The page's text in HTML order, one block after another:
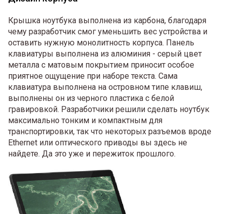
Крышка ноутбука выполнена из карбона, благодаря
чему разработчик смог уменьшить вес устройства и
оставить нужную монолитность корпуса. Панель
клавиатуры выполнена из алюминия - серый цвет
металла с матовым покрытием приносит особое
приятное ощущение при наборе текста. Сама
клавиатура выполнена на островном типе клавиш,
выполнены он из черного пластика с белой
гравировкой. Разработчики решили сделать ноутбук
максимально тонким и компактным для
транспортировки, так что некоторых разъемов вроде
Ethernet или оптического приводы вы здесь не
найдете. Да это уже и пережиток прошлого.